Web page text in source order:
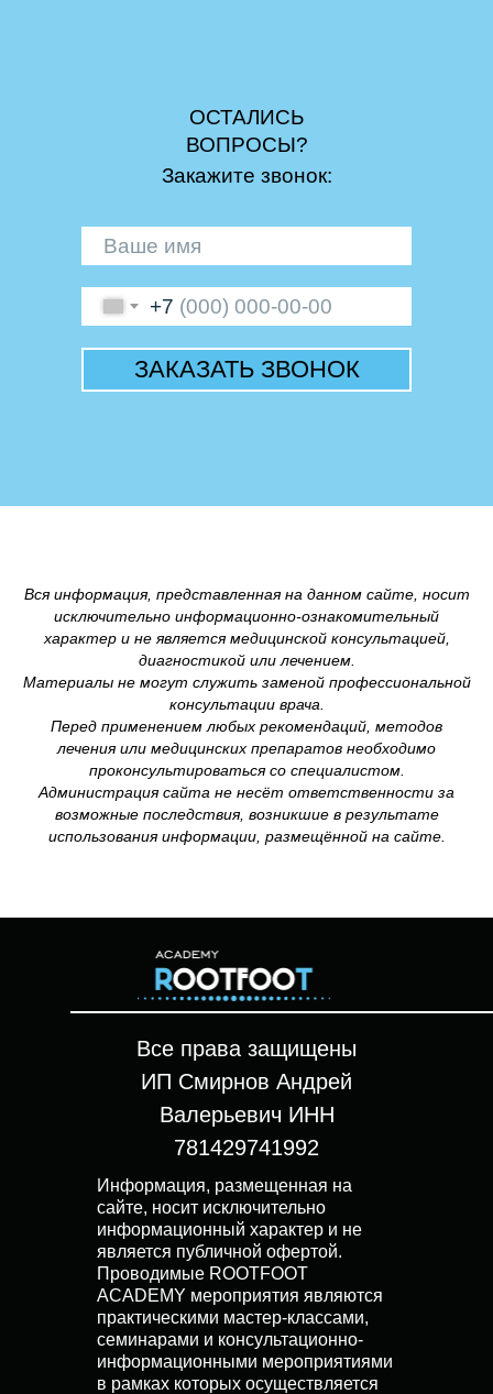
ОСТАЛИСЬ
ВОПРОСЫ?
Закажите звонок:
+7
ЗАКАЗАТЬ ЗВОНОК
Вся информация, представленная на данном сайте, носит
исключительно информационно-ознакомительный
характер и не является медицинской консультацией,
диагностикой или лечением.
Материалы не могут служить заменой профессиональной
консультации врача.
Перед применением любых рекомендаций, методов
лечения или медицинских препаратов необходимо
проконсультироваться со специалистом.
Администрация сайта не несёт ответственности за
возможные последствия, возникшие в результате
использования информации, размещённой на сайте.
Все права защищены
ИП Смирнов Андрей
Валерьевич ИНН
781429741992
Информация, размещенная на
сайте, носит исключительно
информационный характер и не
является публичной офертой.
Проводимые ROOTFOOT
ACADEMY мероприятия являются
практическими мастер-классами,
семинарами и консультационно-
информационными мероприятиями
в рамках которых осуществляется